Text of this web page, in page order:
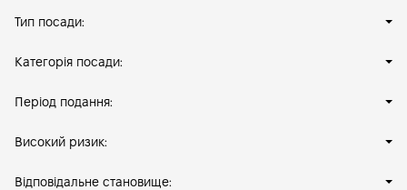
Тип посади:
Категорія посади:
Період подання:
Високий ризик:
Відповідальне становище: